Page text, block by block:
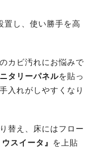
置し、使い勝手を高
カビ汚れにお悩みで
タリーパネルを貼っ
入れがしやすくなり
替え、床にはフロー
スイータ』 を上貼